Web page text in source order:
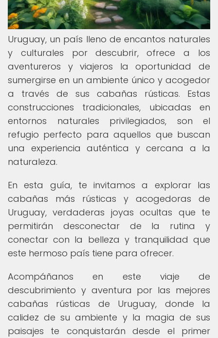
Uruguay, un país lleno de encantos naturales
y culturales por descubrir, ofrece a los
aventureros y viajeros la oportunidad de
sumergirse en un ambiente único y acogedor
a través de sus cabañas rústicas. Estas
construcciones tradicionales, ubicadas en
entornos naturales privilegiados, son el
refugio perfecto para aquellos que buscan
una experiencia auténtica y cercana a la
naturaleza.
En esta guía, te invitamos a explorar las
cabañas más rústicas y acogedoras de
Uruguay, verdaderas joyas ocultas que te
permitirán desconectar de la rutina y
conectar con la belleza y tranquilidad que
este hermoso país tiene para ofrecer.
Acompáñanos en este viaje de
descubrimiento y aventura por las mejores
cabañas rústicas de Uruguay, donde la
calidez de su ambiente y la magia de sus
paisajes te conquistarán desde el primer